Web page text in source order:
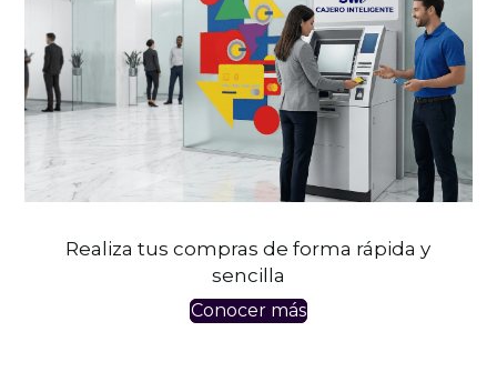
Realiza tus compras de forma rápida y
sencilla
Conocer más